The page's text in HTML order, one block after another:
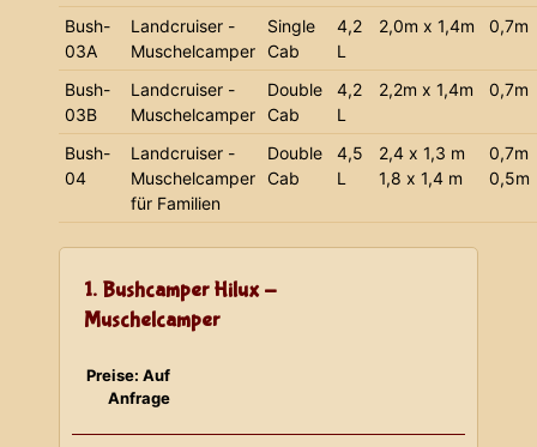
Bush-
03A
Landcruiser -
Muschelcamper
Single
Cab
4,2
L
2,0m x 1,4m 0,7m
Bush-
03B
Landcruiser -
Muschelcamper
Double
Cab
4,2
L
2,2m x 1,4m 0,7m
Bush-
04
Landcruiser -
Muschelcamper
für Familien
Double
Cab
4,5
L
2,4 x 1,3 m
1,8 x 1,4 m
0,7m
0,5m
1. Bushcamper Hilux -
Muschelcamper
Preise: Auf
Anfrage